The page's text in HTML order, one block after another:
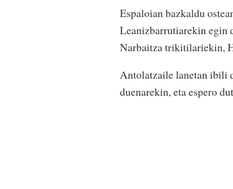
Espaloian bazkaldu
Leanizbarrutiarekin egin
Narbaitza trikitilariekin,
Antolatzaile lanetan ibili
duenarekin, eta espero